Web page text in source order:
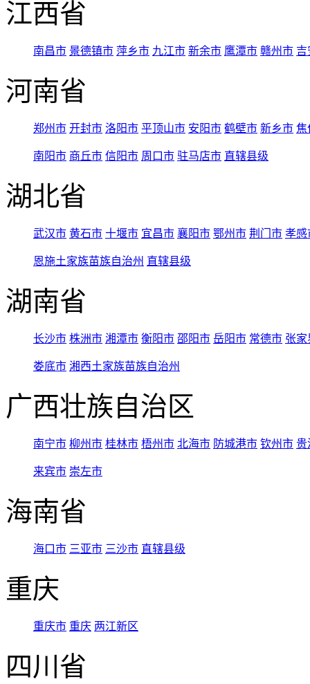
江西省
南昌市 景德镇市 萍乡市 九江市 新余市 鹰潭市 赣州市 吉
河南省
郑州市 开封市 洛阳市 平顶山市 安阳市 鹤壁市 新乡市 焦
南阳市 商丘市 信阳市 周口市 驻马店市 直辖县级
湖北省
武汉市 黄石市 十堰市 宜昌市 襄阳市 鄂州市 荆门市 孝感
恩施土家族苗族自治州 直辖县级
湖南省
长沙市 株洲市 湘潭市 衡阳市 邵阳市 岳阳市 常德市 张家
娄底市 湘西土家族苗族自治州
广西壮族自治区
南宁市 柳州市 桂林市 梧州市 北海市 防城港市 钦州市 贵
来宾市 崇左市
海南省
海口市 三亚市 三沙市 直辖县级
重庆
重庆市 重庆 两江新区
四川省